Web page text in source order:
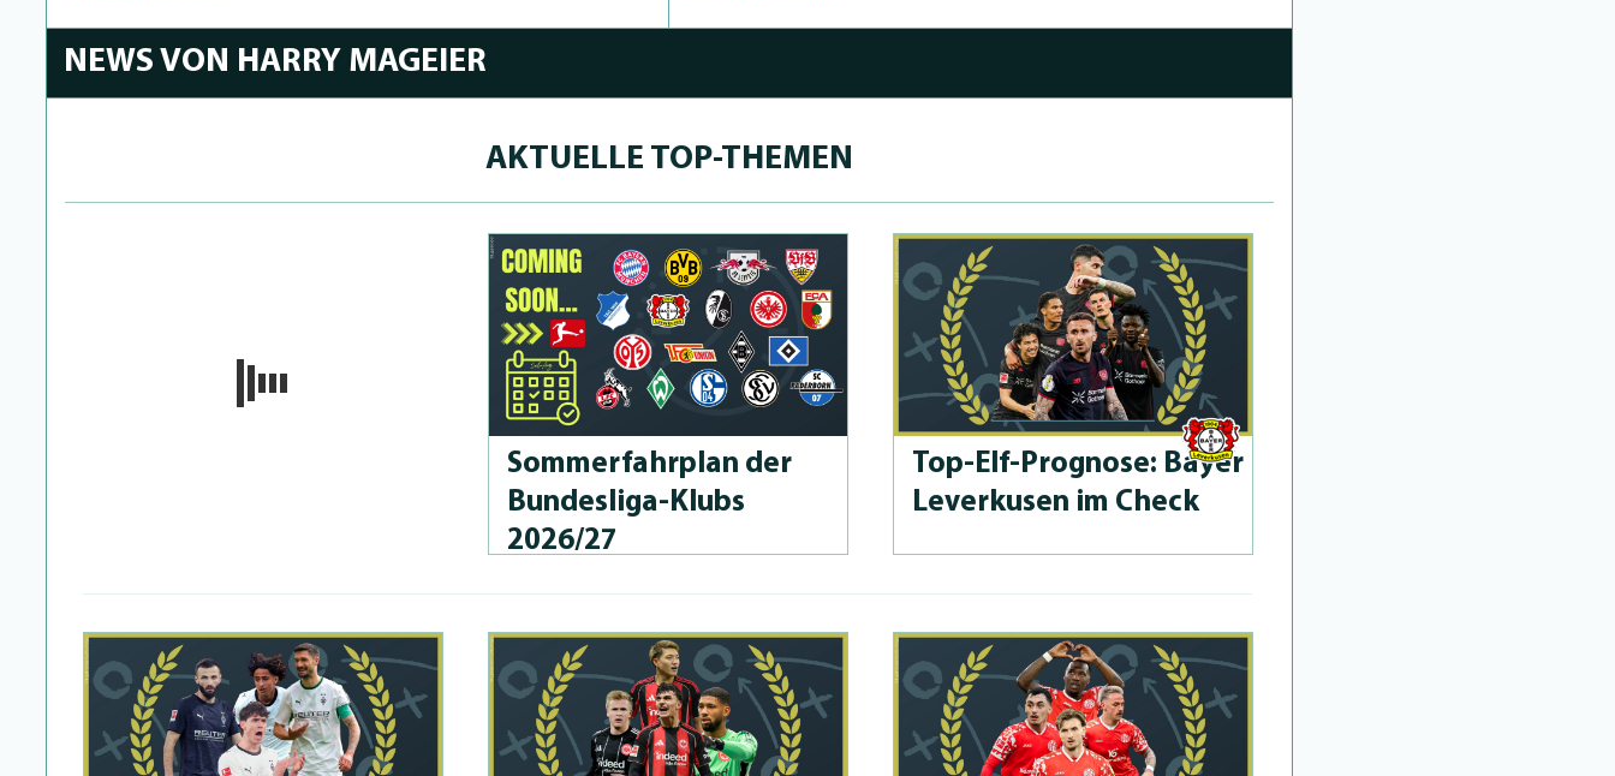
NEWS VON HARRY MAGEIER
AKTUELLE TOP-THEMEN
Som­merfahrplan der
Bun­des­li­ga-Klubs
2026/27
Top-Elf-Prog­no­se: Bayer
Leverkusen im Check